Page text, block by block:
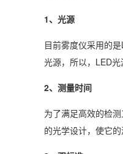
1、光源
目前雾度仪采用的
光源，所以，LED光
2、测量时间
为了满足高效的检
的光学设计，使它